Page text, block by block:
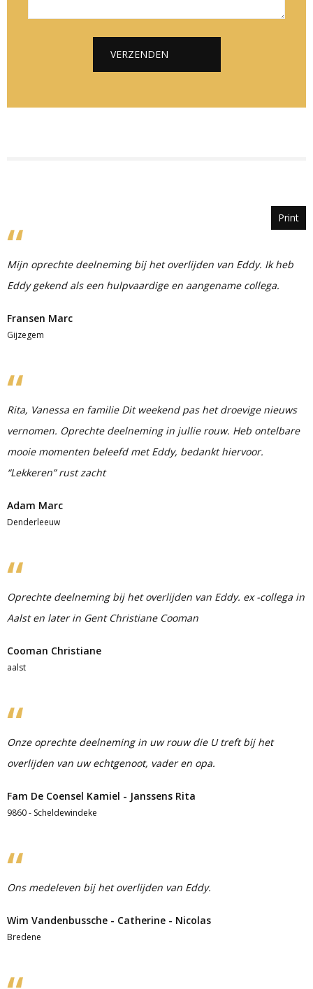
VERZENDEN
Print
Mijn oprechte deelneming bij het overlijden van Eddy. Ik heb
Eddy gekend als een hulpvaardige en aangename collega.
Fransen Marc
Gijzegem
Rita, Vanessa en familie Dit weekend pas het droevige nieuws
vernomen. Oprechte deelneming in jullie rouw. Heb ontelbare
mooie momenten beleefd met Eddy, bedankt hiervoor.
“Lekkeren” rust zacht
Adam Marc
Denderleeuw
Oprechte deelneming bij het overlijden van Eddy. ex -collega in
Aalst en later in Gent Christiane Cooman
Cooman Christiane
aalst
Onze oprechte deelneming in uw rouw die U treft bij het
overlijden van uw echtgenoot, vader en opa.
Fam De Coensel Kamiel - Janssens Rita
9860 - Scheldewindeke
Ons medeleven bij het overlijden van Eddy.
Wim Vandenbussche - Catherine - Nicolas
Bredene